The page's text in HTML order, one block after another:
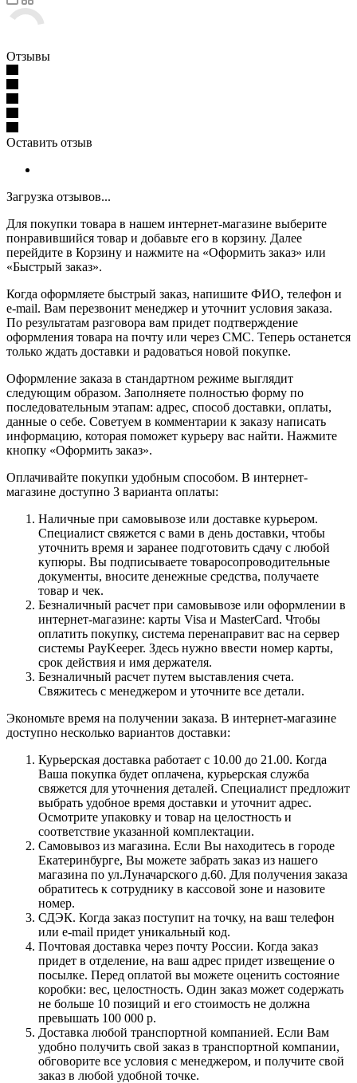
Отзывы
Оставить отзыв
Загрузка отзывов...
Для покупки товара в нашем интернет-магазине выберите
понравившийся товар и добавьте его в корзину. Далее
перейдите в Корзину и нажмите на «Оформить заказ» или
«Быстрый заказ».
Когда оформляете быстрый заказ, напишите ФИО, телефон и
e-mail. Вам перезвонит менеджер и уточнит условия заказа.
По результатам разговора вам придет подтверждение
оформления товара на почту или через СМС. Теперь останется
только ждать доставки и радоваться новой покупке.
Оформление заказа в стандартном режиме выглядит
следующим образом. Заполняете полностью форму по
последовательным этапам: адрес, способ доставки, оплаты,
данные о себе. Советуем в комментарии к заказу написать
информацию, которая поможет курьеру вас найти. Нажмите
кнопку «Оформить заказ».
Оплачивайте покупки удобным способом. В интернет-
магазине доступно 3 варианта оплаты:
Наличные при самовывозе или доставке курьером.
Специалист свяжется с вами в день доставки, чтобы
уточнить время и заранее подготовить сдачу с любой
купюры. Вы подписываете товаросопроводительные
документы, вносите денежные средства, получаете
товар и чек.
Безналичный расчет при самовывозе или оформлении в
интернет-магазине: карты Visa и MasterCard. Чтобы
оплатить покупку, система перенаправит вас на сервер
системы PayKeeper. Здесь нужно ввести номер карты,
срок действия и имя держателя.
Безналичный расчет путем выставления счета.
Свяжитесь с менеджером и уточните все детали.
Экономьте время на получении заказа. В интернет-магазине
доступно несколько вариантов доставки:
Курьерская доставка работает с 10.00 до 21.00. Когда
Ваша покупка будет оплачена, курьерская служба
свяжется для уточнения деталей. Специалист предложит
выбрать удобное время доставки и уточнит адрес.
Осмотрите упаковку и товар на целостность и
соответствие указанной комплектации.
Самовывоз из магазина. Если Вы находитесь в городе
Екатеринбурге, Вы можете забрать заказ из нашего
магазина по ул.Луначарского д.60. Для получения заказа
обратитесь к сотруднику в кассовой зоне и назовите
номер.
СДЭК. Когда заказ поступит на точку, на ваш телефон
или e-mail придет уникальный код.
Почтовая доставка через почту России. Когда заказ
придет в отделение, на ваш адрес придет извещение о
посылке. Перед оплатой вы можете оценить состояние
коробки: вес, целостность. Один заказ может содержать
не больше 10 позиций и его стоимость не должна
превышать 100 000 р.
Доставка любой транспортной компанией. Если Вам
удобно получить свой заказ в транспортной компании,
обговорите все условия с менеджером, и получите свой
заказ в любой удобной точке.